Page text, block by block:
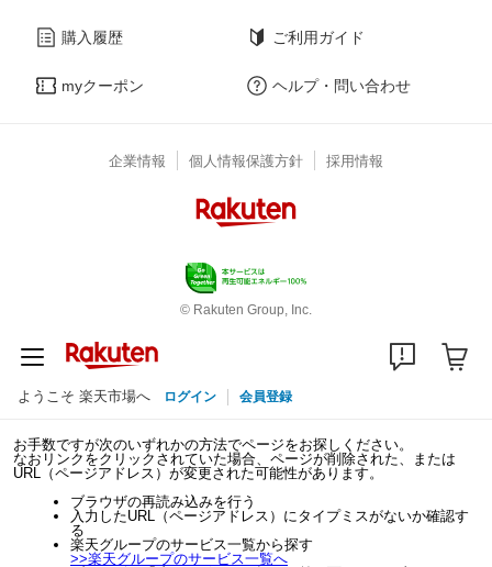
購入履歴
myクーポン
ご利用ガイド
ヘルプ・問い合わせ
企業情報 個人情報保護方針 採用情報
© Rakuten Group, Inc.
ようこそ 楽天市場へ ログイン 会員登録
お手数ですが次のいずれかの方法でページをお探しください。
なおリンクをクリックされていた場合、ページが削除された、または
URL（ページアドレス）が変更された可能性があります。
ブラウザの再読み込みを行う
入力したURL（ページアドレス）にタイプミスがないか確認す
る
楽天グループのサービス一覧から探す
>>楽天グループのサービス一覧へ